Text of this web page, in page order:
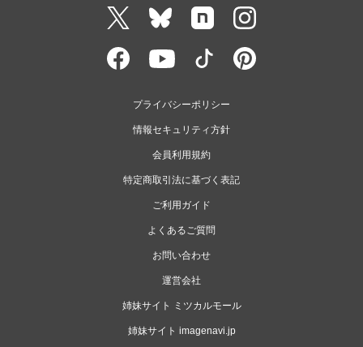
プライバシーポリシー
情報セキュリティ方針
会員利用規約
特定商取引法に基づく表記
ご利用ガイド
よくあるご質問
お問い合わせ
運営会社
姉妹サイト ミツカルモール
姉妹サイト imagenavi.jp